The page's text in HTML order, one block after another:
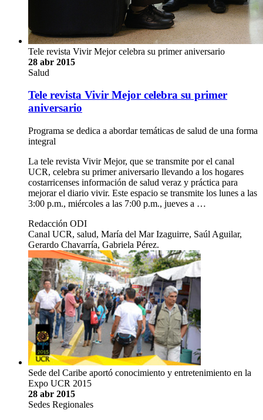
Tele revista Vivir Mejor celebra su primer aniversario
28 abr 2015
Salud
Tele revista Vivir Mejor celebra su primer
aniversario
Programa se dedica a abordar temáticas de salud de una forma
integral
La tele revista Vivir Mejor, que se transmite por el canal
UCR, celebra su primer aniversario llevando a los hogares
costarricenses información de salud veraz y práctica para
mejorar el diario vivir. Este espacio se transmite los lunes a las
3:00 p.m., miércoles a las 7:00 p.m., jueves a …
Redacción ODI
Canal UCR, salud, María del Mar Izaguirre, Saúl Aguilar,
Gerardo Chavarría, Gabriela Pérez.
Sede del Caribe aportó conocimiento y entretenimiento en la
Expo UCR 2015
28 abr 2015
Sedes Regionales